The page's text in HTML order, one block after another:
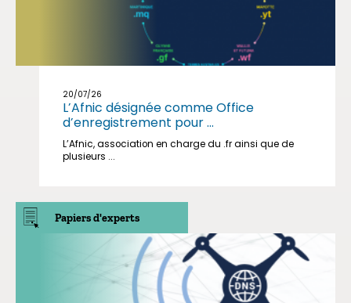
20/07/26
L’Afnic désignée comme Office
d’enregistrement pour ...
L’Afnic, association en charge du .fr ainsi que de
plusieurs ...
Papiers d'experts